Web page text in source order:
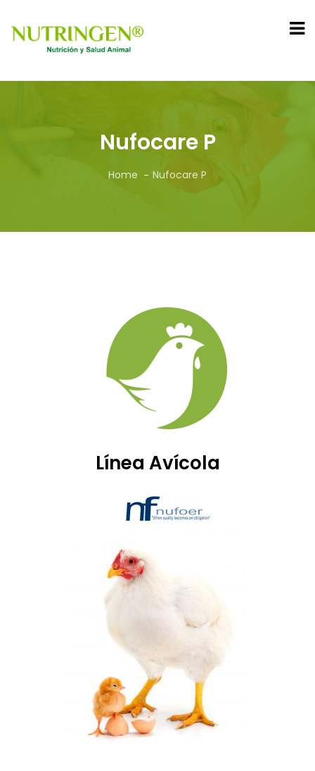
Nufocare P
Home Nufocare P
Línea Avícola